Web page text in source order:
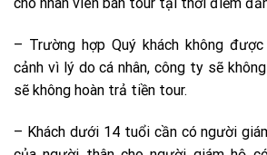
cho nhân viên bán tour tại thời điểm
– Trường hợp Quý khách không
cảnh vì lý do cá nhân, công ty sẽ
sẽ không hoàn trả tiền tour.
– Khách dưới 14 tuổi cần có người